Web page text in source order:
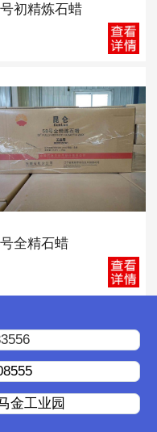
初精炼石蜡
全精石蜡
金工业园